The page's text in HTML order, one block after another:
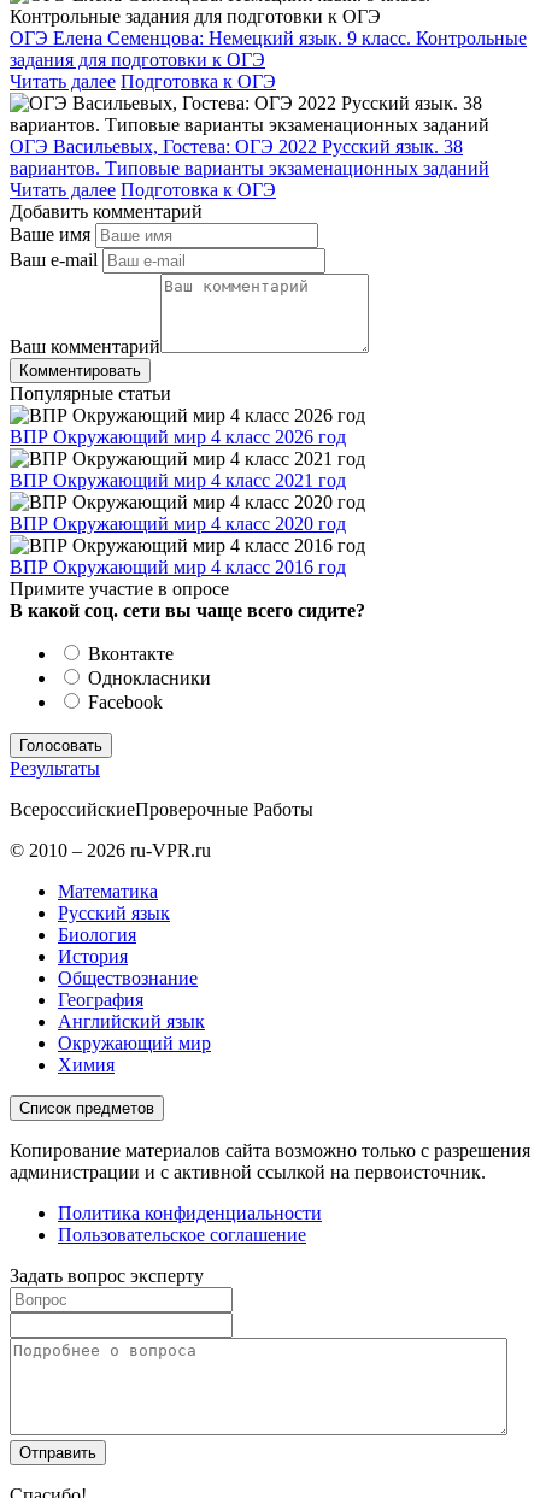
ОГЭ Елена Семенцова: Немецкий язык. 9 класс. Контрольные
задания для подготовки к ОГЭ
Читать далее Подготовка к ОГЭ
ОГЭ Васильевых, Гостева: ОГЭ 2022 Русский язык. 38
вариантов. Типовые варианты экзаменационных заданий
Читать далее Подготовка к ОГЭ
Добавить комментарий
Ваше имя
Ваш e-mail
Ваш комментарий
Комментировать
Популярные статьи
ВПР Окружающий мир 4 класс 2026 год
ВПР Окружающий мир 4 класс 2021 год
ВПР Окружающий мир 4 класс 2020 год
ВПР Окружающий мир 4 класс 2016 год
Примите участие в опросе
В какой соц. сети вы чаще всего сидите?
Вконтакте
Однокласники
Facebook
Результаты
ВсероссийскиеПроверочные Работы
© 2010 – 2026 ru-VPR.ru
Математика
Русский язык
Биология
История
Обществознание
География
Английский язык
Окружающий мир
Химия
Список предметов
Копирование материалов сайта возможно только с разрешения
администрации и с активной ссылкой на первоисточник.
Политика конфиденциальности
Пользовательское соглашение
Задать вопрос эксперту